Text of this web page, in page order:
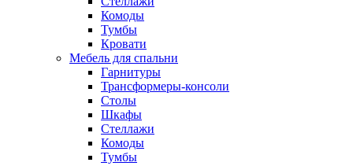
Комоды
Тумбы
Кровати
Мебель для спальни
Гарнитуры
Трансформеры-консоли
Столы
Шкафы
Стеллажи
Комоды
Тумбы